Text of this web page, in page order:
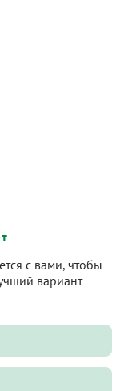
с вами, чтобы
вариант